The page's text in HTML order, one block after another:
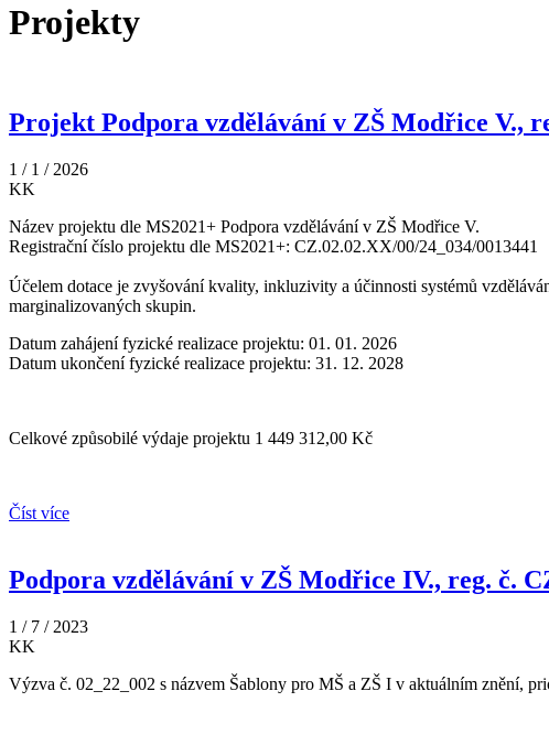
Projekty
Projekt Podpora vzdělávání v ZŠ Modřice V.,
1 / 1 / 2026
KK
Název projektu dle MS2021+ Podpora vzdělávání v ZŠ Modřice V.
Registrační číslo projektu dle MS2021+: CZ.02.02.XX/00/24_034/0013441
Účelem dotace je zvyšování kvality, inkluzivity a účinnosti systémů
marginalizovaných skupin.
Datum zahájení fyzické realizace projektu: 01. 01. 2026
Datum ukončení fyzické realizace projektu: 31. 12. 2028
Celkové způsobilé výdaje projektu 1 449 312,00 Kč
Číst více
Podpora vzdělávání v ZŠ Modřice IV., reg. č.
1 / 7 / 2023
KK
Výzva č. 02_22_002 s názvem Šablony pro MŠ a ZŠ I v aktuálním znění,